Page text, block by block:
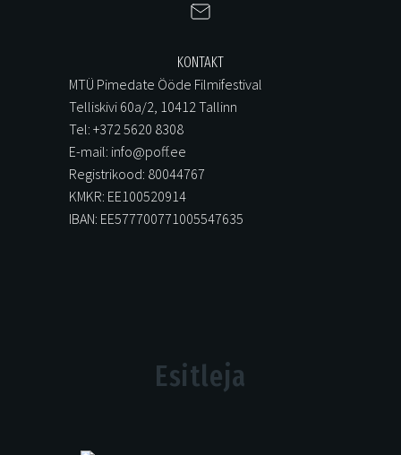
KONTAKT
MTÜ Pimedate Ööde Filmifestival
Telliskivi 60a/2, 10412 Tallinn
Tel: +372 5620 8308
E-mail: info@poff.ee
Registrikood: 80044767
KMKR: EE100520914
IBAN: EE577700771005547635
Esitleja